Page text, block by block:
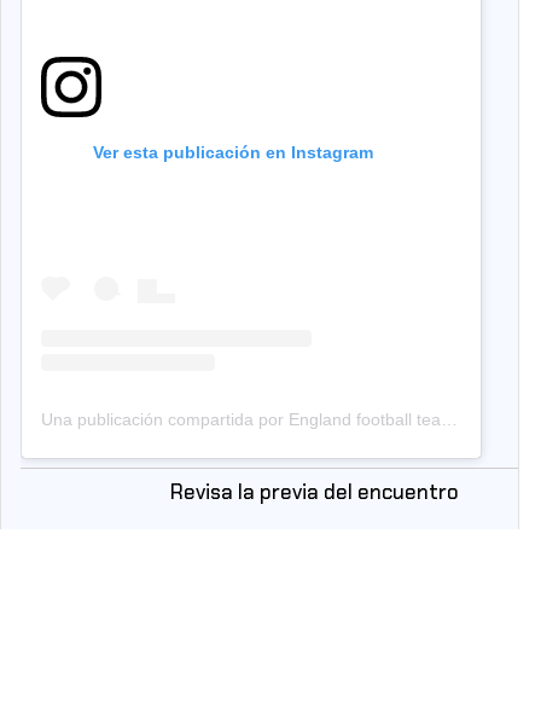
Ver esta publicación en Instagram
Una publicación compartida por England football team (@england)
Revisa la previa del encuentro